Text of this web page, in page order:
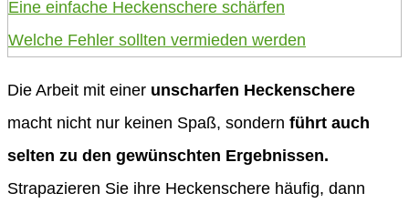
Eine einfache Heckenschere schärfen
Welche Fehler sollten vermieden werden
Die Arbeit mit einer unscharfen Heckenschere
macht nicht nur keinen Spaß, sondern führt auch
selten zu den gewünschten Ergebnissen.
Strapazieren Sie ihre Heckenschere häufig, dann